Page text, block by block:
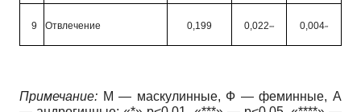
9 Отвлечение 0,199 0,022*** 0,004**
Примечание: М — маскулинные, Ф — феминные, А